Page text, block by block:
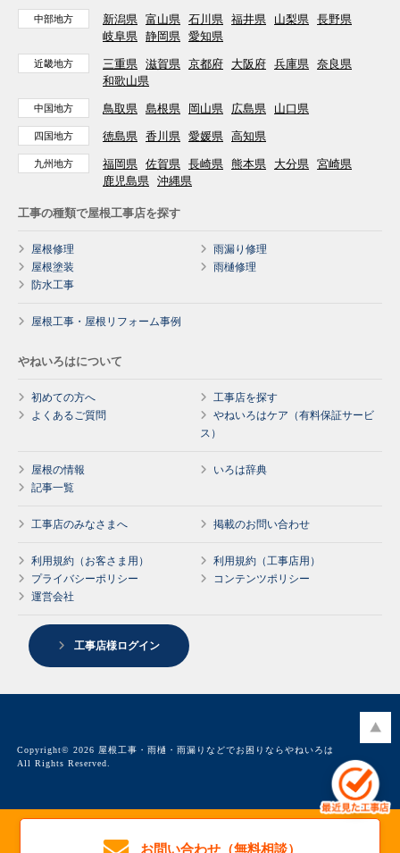
中部地方 新潟県 富山県 石川県 福井県 山梨県 長野県
岐阜県 静岡県 愛知県
近畿地方 三重県 滋賀県 京都府 大阪府 兵庫県 奈良県
和歌山県
中国地方 鳥取県 島根県 岡山県 広島県 山口県
四国地方 徳島県 香川県 愛媛県 高知県
九州地方 福岡県 佐賀県 長崎県 熊本県 大分県 宮崎県
鹿児島県 沖縄県
工事の種類で屋根工事店を探す
屋根修理
雨漏り修理
屋根塗装
雨樋修理
防水工事
屋根工事・屋根リフォーム事例
やねいろはについて
初めての方へ
工事店を探す
よくあるご質問
やねいろはケア（有料保証サービ
ス）
屋根の情報
いろは辞典
記事一覧
工事店のみなさまへ 掲載のお問い合わせ
利用規約（お客さま用）
利用規約（工事店用）
プライバシーポリシー
コンテンツポリシー
運営会社
工事店様ログイン
Copyright© 2026 屋根工事・雨樋・雨漏りなどでお困りならやねいろは
All Rights Reserved.
お問い合わせ（無料相談）